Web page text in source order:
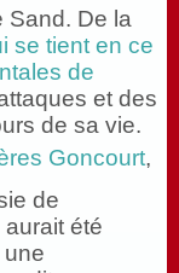
Sand. De la
se tient en ce
de
et des
de sa vie.
Goncourt,
de
été